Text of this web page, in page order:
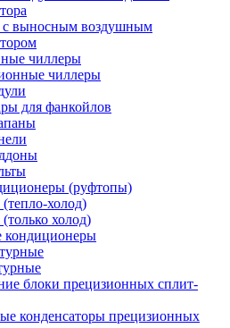
выносным воздушным
чиллеры
чиллеры
для фанкойлов
(руфтопы)
холод)
холод)
кондиционеры
блоки прецизионных сплит-
конденсаторы прецизионных